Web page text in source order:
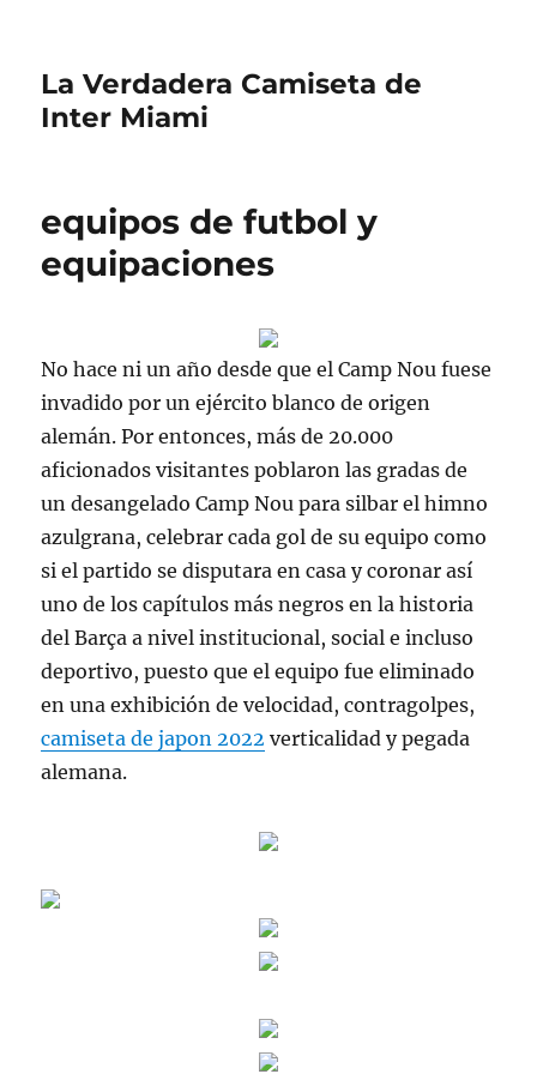
La Verdadera Camiseta de
Inter Miami
equipos de futbol y
equipaciones
No hace ni un año desde que el Camp Nou fuese
invadido por un ejército blanco de origen
alemán. Por entonces, más de 20.000
aficionados visitantes poblaron las gradas de
un desangelado Camp Nou para silbar el himno
azulgrana, celebrar cada gol de su equipo como
si el partido se disputara en casa y coronar así
uno de los capítulos más negros en la historia
del Barça a nivel institucional, social e incluso
deportivo, puesto que el equipo fue eliminado
en una exhibición de velocidad, contragolpes,
camiseta de japon 2022 verticalidad y pegada
alemana.